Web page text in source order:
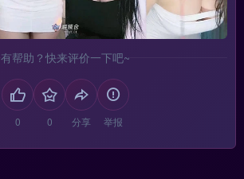
有帮助？快来评价一下吧~
分享 举报